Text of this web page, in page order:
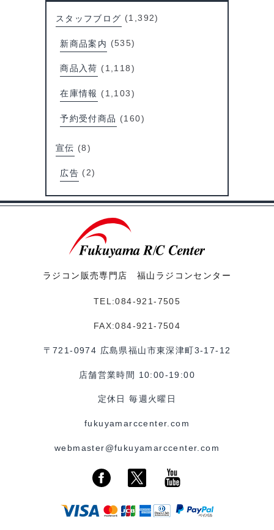
スタッフブログ (1,392)
新商品案内 (535)
商品入荷 (1,118)
在庫情報 (1,103)
予約受付商品 (160)
宣伝 (8)
広告 (2)
ラジコン販売専門店 福山ラジコンセンター
TEL:084-921-7505
FAX:084-921-7504
〒721-0974 広島県福山市東深津町3-17-12
店舗営業時間 10:00-19:00
定休日 毎週火曜日
fukuyamarccenter.com
webmaster@fukuyamarccenter.com